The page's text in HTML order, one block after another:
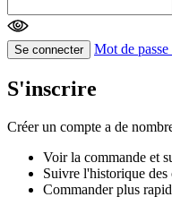
Se connecter Mot de
S'inscrire
Créer un compte a de
Voir la commande et
Suivre l'historique des
Commander plus